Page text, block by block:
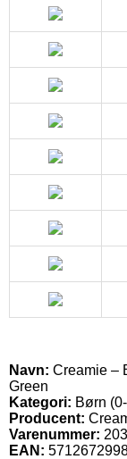
Navn: Creamie –
Green
Kategori: Børn
Producent:
Varenummer:
EAN: